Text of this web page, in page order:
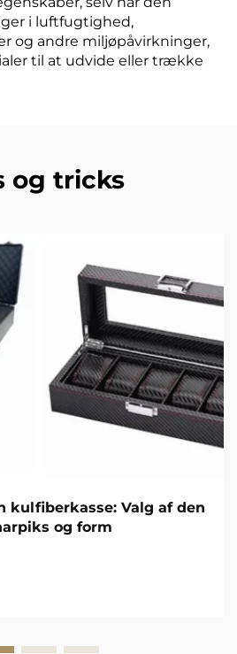
i luftfugtighed,
og andre miljøpåvirkninger,
til at udvide eller trække
og tricks
kulfiberkasse: Valg af den
og form